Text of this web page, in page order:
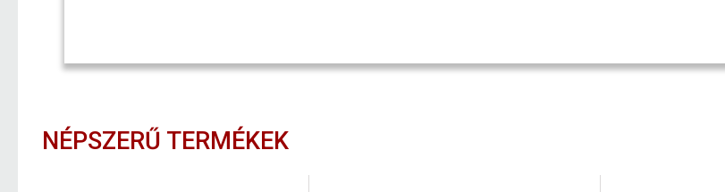
NÉPSZERŰ TERMÉKEK